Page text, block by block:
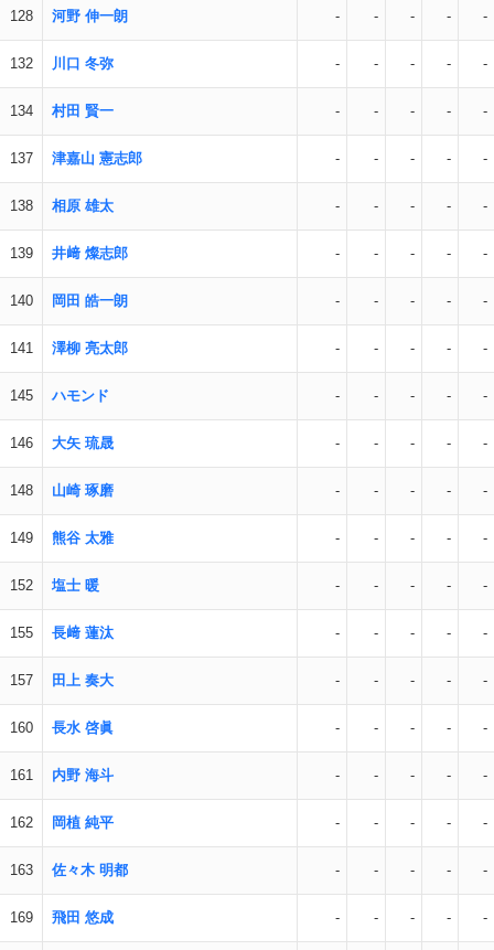
128 河野 伸一朗 - - - - -
132 川口 冬弥 - - - - -
134 村田 賢一 - - - - -
137 津嘉山 憲志郎 - - - - -
138 相原 雄太 - - - - -
139 井﨑 燦志郎 - - - - -
140 岡田 皓一朗 - - - - -
141 澤柳 亮太郎 - - - - -
145 ハモンド - - - - -
146 大矢 琉晟 - - - - -
148 山崎 琢磨 - - - - -
149 熊谷 太雅 - - - - -
152 塩士 暖 - - - - -
155 長﨑 蓮汰 - - - - -
157 田上 奏大 - - - - -
160 長水 啓眞 - - - - -
161 内野 海斗 - - - - -
162 岡植 純平 - - - - -
163 佐々木 明都 - - - - -
169 飛田 悠成 - - - - -